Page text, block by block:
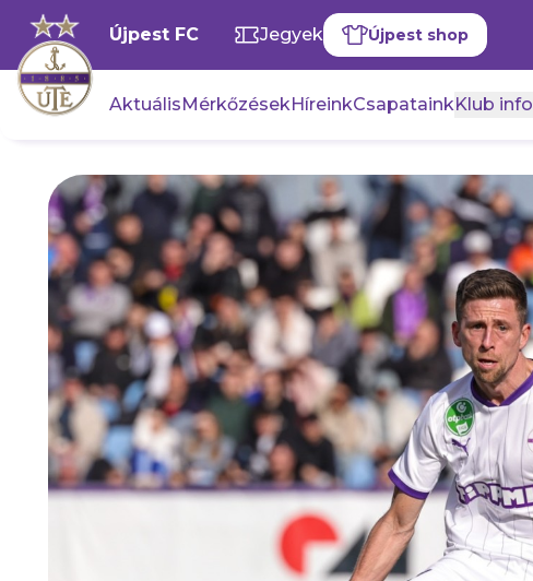
Újpest FC Jegyek Újpest shop
AktuálisMérkőzésekHíreinkCsapatainkKlub info